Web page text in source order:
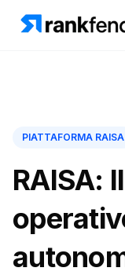
MONITORA
RAIVE
Engine
Soluzioni
Strumenti
gratuiti
PIATTAFORMA RAISA
RAISA: